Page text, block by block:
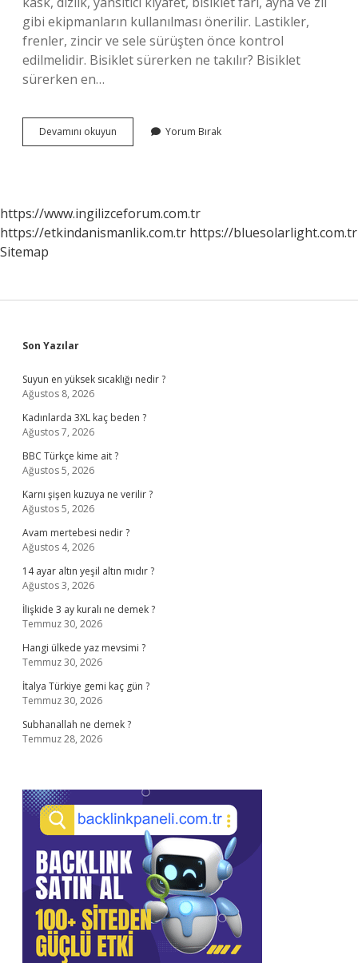
gibi ekipmanların kullanılması önerilir. Lastikler,
frenler, zincir ve sele sürüşten önce kontrol
edilmelidir. Bisiklet sürerken ne takılır? Bisiklet
sürerken en…
Devamını okuyun
Sürerken
Yorum Bırak
https://www.ingilizceforum.com.tr
https://etkindanismanlik.com.tr https://bluesolarlight.com.tr
Sitemap
Sidebar
Son Yazılar
Suyun en yüksek sıcaklığı nedir ?
Ağustos 8, 2026
Kadınlarda 3XL kaç beden ?
Ağustos 7, 2026
BBC Türkçe kime ait ?
Ağustos 5, 2026
Karnı şişen kuzuya ne verilir ?
Ağustos 5, 2026
Avam mertebesi nedir ?
Ağustos 4, 2026
14 ayar altın yeşil altın mıdır ?
Ağustos 3, 2026
İlişkide 3 ay kuralı ne demek ?
Temmuz 30, 2026
Hangi ülkede yaz mevsimi ?
Temmuz 30, 2026
İtalya Türkiye gemi kaç gün ?
Temmuz 30, 2026
Subhanallah ne demek ?
Temmuz 28, 2026